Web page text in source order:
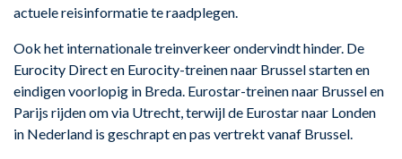
actuele reisinformatie te raadplegen.
Ook het internationale treinverkeer ondervindt hinder. De
Eurocity Direct en Eurocity-treinen naar Brussel starten en
eindigen voorlopig in Breda. Eurostar-treinen naar Brussel en
Parijs rijden om via Utrecht, terwijl de Eurostar naar Londen
in Nederland is geschrapt en pas vertrekt vanaf Brussel.